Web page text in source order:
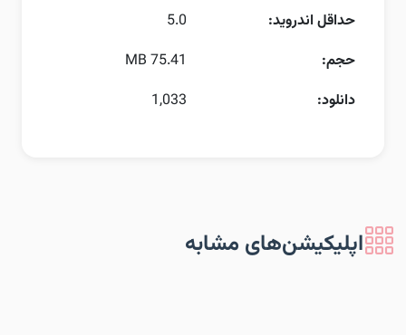
حداقل اندروید:
5.0
حجم:
75.41 MB
دانلود:
1,033
اپلیکیشن‌های مشابه